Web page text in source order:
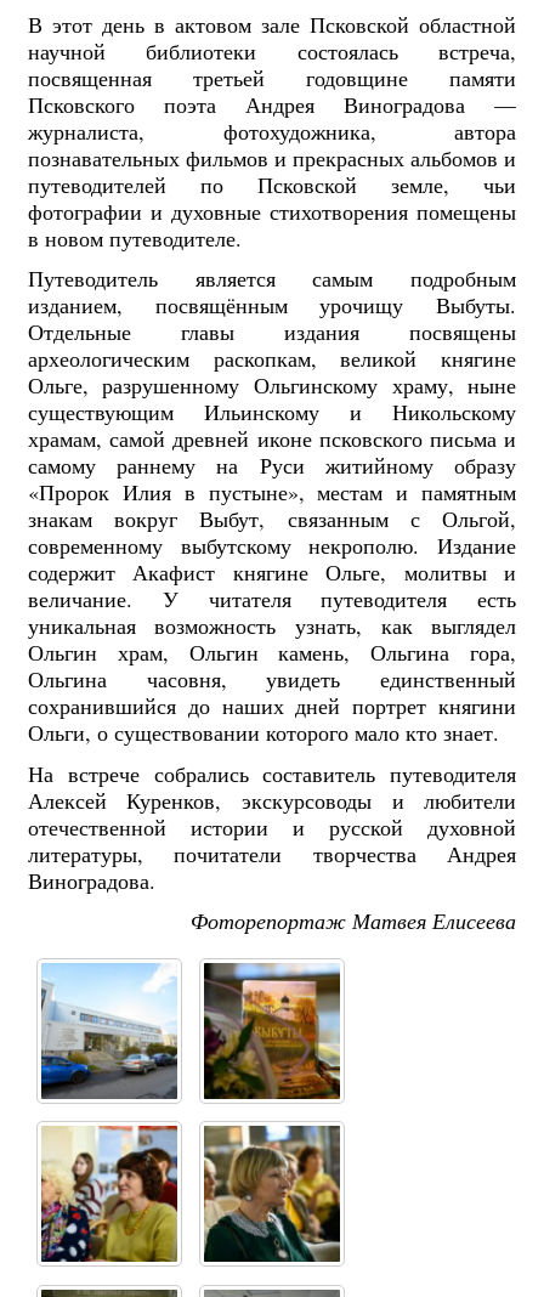
В этот день в актовом зале Псковской областной
научной библиотеки состоялась встреча,
посвященная третьей годовщине памяти
Псковского поэта Андрея Виноградова —
журналиста, фотохудожника, автора
познавательных фильмов и прекрасных альбомов и
путеводителей по Псковской земле, чьи
фотографии и духовные стихотворения помещены
в новом путеводителе.
Путеводитель является самым подробным
изданием, посвящённым урочищу Выбуты.
Отдельные главы издания посвящены
археологическим раскопкам, великой княгине
Ольге, разрушенному Ольгинскому храму, ныне
существующим Ильинскому и Никольскому
храмам, самой древней иконе псковского письма и
самому раннему на Руси житийному образу
«Пророк Илия в пустыне», местам и памятным
знакам вокруг Выбут, связанным с Ольгой,
современному выбутскому некрополю. Издание
содержит Акафист княгине Ольге, молитвы и
величание. У читателя путеводителя есть
уникальная возможность узнать, как выглядел
Ольгин храм, Ольгин камень, Ольгина гора,
Ольгина часовня, увидеть единственный
сохранившийся до наших дней портрет княгини
Ольги, о существовании которого мало кто знает.
На встрече собрались составитель путеводителя
Алексей Куренков, экскурсоводы и любители
отечественной истории и русской духовной
литературы, почитатели творчества Андрея
Виноградова.
Фоторепортаж Матвея Елисеева